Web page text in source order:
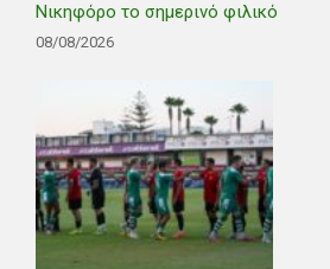
Νικηφόρο το σημερινό φιλικό
08/08/2026